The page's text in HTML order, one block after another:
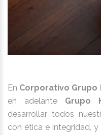
En Corporativo Grupo
en adelante Grupo
desarrollar todos
con ética e integridad,